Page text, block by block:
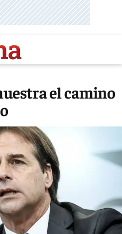
el camino